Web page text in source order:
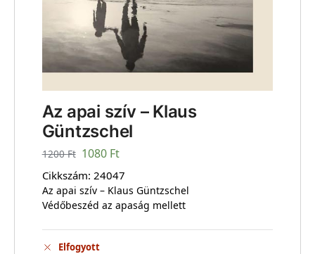
Az apai szív – Klaus
Güntzschel
1200Ft 1080 Ft
Cikkszám: 24047
Az apai szív – Klaus Güntzschel
Védőbeszéd az apaság mellett
Elfogyott